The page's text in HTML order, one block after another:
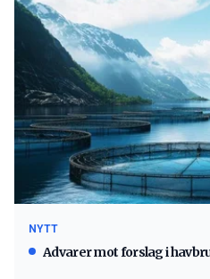
NYTT
Advarer mot forslag i